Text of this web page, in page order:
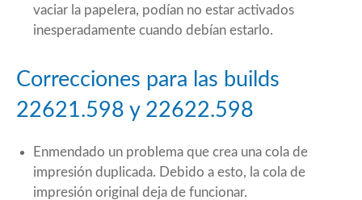
vaciar la papelera, podían no estar activados
inesperadamente cuando debían estarlo.
Correcciones para las builds
22621.598 y 22622.598
Enmendado un problema que crea una cola de
impresión duplicada. Debido a esto, la cola de
impresión original deja de funcionar.